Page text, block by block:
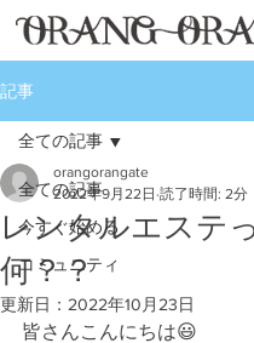
記事
全ての記事
今すぐ始める
コミュニティ
全ての記事
レンタルエステ
何？？
orangorangate
2022年9月22日 読了時間: 2分
更新日： 2022年10月23日
皆さんこんにちは😃